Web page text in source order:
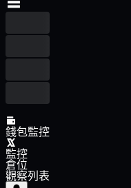
錢包監控
監控
倉位
觀察列表